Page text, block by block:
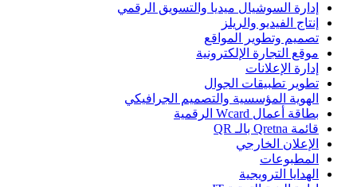
إدارة السوشيال ميديا والتسويق الرقمي
إنتاج الفيديو والريلز
تصميم وتطوير المواقع
موقع التجارة الإلكترونية
إدارة الإعلانات
تطوير تطبيقات الجوال
الهوية المؤسسية والتصميم الجرافيكي
بطاقة أعمال Wcard الرقمية
قائمة Qretna بالـ QR
الإعلان الخارجي
المطبوعات
الهدايا الترويجية